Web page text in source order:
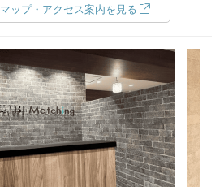
マップ・アクセス案内を見る